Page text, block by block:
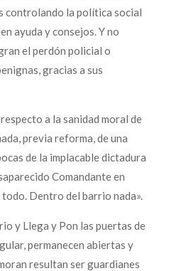
controlando la política social
ayuda y consejos. Y no
el perdón policial o
gracias a sus
a la sanidad moral de
previa reforma, de una
de la implacable dictadura
Comandante en
Dentro del barrio nada».
y Llega y Pon las puertas de
permanecen abiertas y
resultan ser guardianes